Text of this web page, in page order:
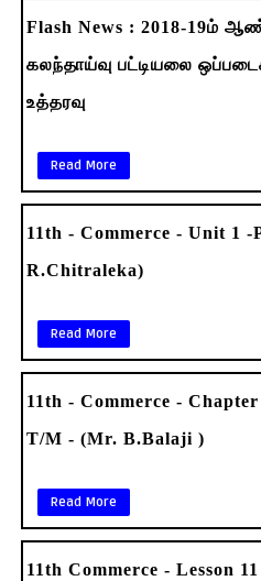
Flash News : 2018-19ம்
கலந்தாய்வு பட்டியலை
உத்தரவு
Read More
11th - Commerce - Unit 1
R.Chitraleka)
Read More
11th - Commerce -
T/M - (Mr. B.Balaji )
Read More
11th Commerce - Lesson